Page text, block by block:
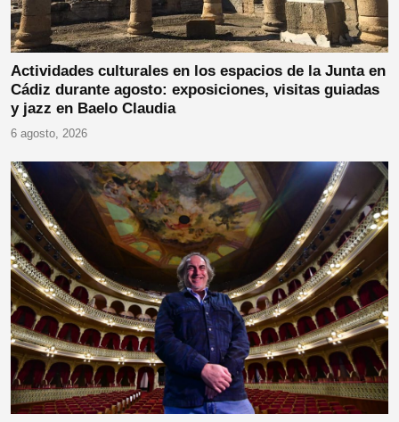
Actividades culturales en los espacios de la Junta en
Cádiz durante agosto: exposiciones, visitas guiadas
y jazz en Baelo Claudia
6 agosto, 2026